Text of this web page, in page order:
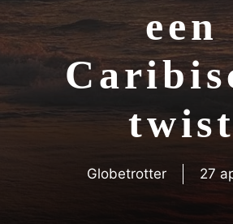
een
Globetrotter 27